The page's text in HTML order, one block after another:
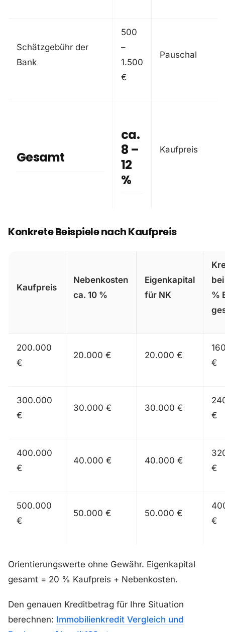
Schätzgebühr der
Bank
500
–
1.500
€
Pauschal
Gesamt
ca.
8 –
12
%
Kaufpreis
Konkrete Beispiele nach Kaufpreis
Kaufpreis
Nebenkosten
ca. 10 %
Eigenkapital
für NK
%
200.000
€
20.000 € 20.000 €
€
300.000
€
30.000 € 30.000 €
€
400.000
€
40.000 € 40.000 €
€
500.000
€
50.000 € 50.000 €
€
Orientierungswerte ohne Gewähr. Eigenkapital
gesamt = 20 % Kaufpreis + Nebenkosten.
Den genauen Kreditbetrag für Ihre Situation
berechnen: Immobilienkredit Vergleich und